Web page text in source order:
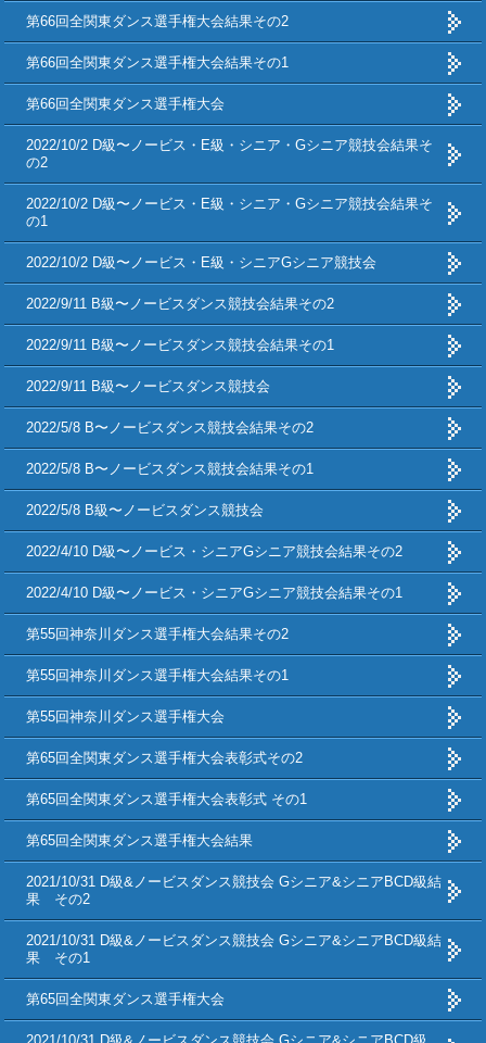
第66回全関東ダンス選手権大会結果その2
第66回全関東ダンス選手権大会結果その1
第66回全関東ダンス選手権大会
2022/10/2 D級〜ノービス・E級・シニア・Gシニア競技会結果そ
の2
2022/10/2 D級〜ノービス・E級・シニア・Gシニア競技会結果そ
の1
2022/10/2 D級〜ノービス・E級・シニアGシニア競技会
2022/9/11 B級〜ノービスダンス競技会結果その2
2022/9/11 B級〜ノービスダンス競技会結果その1
2022/9/11 B級〜ノービスダンス競技会
2022/5/8 B〜ノービスダンス競技会結果その2
2022/5/8 B〜ノービスダンス競技会結果その1
2022/5/8 B級〜ノービスダンス競技会
2022/4/10 D級〜ノービス・シニアGシニア競技会結果その2
2022/4/10 D級〜ノービス・シニアGシニア競技会結果その1
第55回神奈川ダンス選手権大会結果その2
第55回神奈川ダンス選手権大会結果その1
第55回神奈川ダンス選手権大会
第65回全関東ダンス選手権大会表彰式その2
第65回全関東ダンス選手権大会表彰式 その1
第65回全関東ダンス選手権大会結果
2021/10/31 D級&ノービスダンス競技会 Gシニア&シニアBCD級結
果 その2
2021/10/31 D級&ノービスダンス競技会 Gシニア&シニアBCD級結
果 その1
第65回全関東ダンス選手権大会